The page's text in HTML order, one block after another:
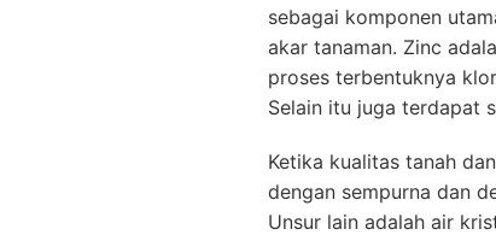
sebagai komponen
akar tanaman. Zinc
proses terbentuknya
Selain itu juga terdapat
Ketika kualitas tanah
dengan sempurna dan
Unsur lain adalah air